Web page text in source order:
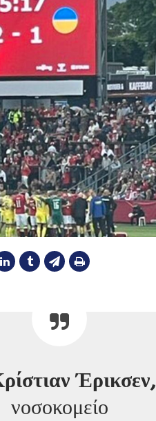
Έρικσεν,
νοσοκομείο